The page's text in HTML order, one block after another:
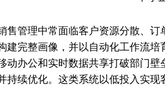
售管理中常面临客户资源分散、
建完整画像，并以自动化工作流
动办公和实时数据共享打破部门
持续优化。这类系统以低投入实